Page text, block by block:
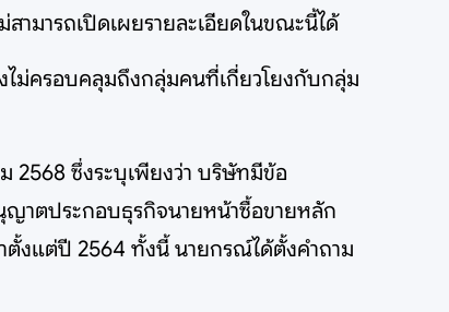
ามารถเปิดเผยรายละเอียดในขณะนี้ได้
ไม่ครอบคลุมถึงกลุ่มคนที่เกี่ยวโยงกับกลุ่ม
2568 ซึ่งระบุเพียงว่า บริษัทมีข้อ
ญาตประกอบธุรกิจนายหน้าซื้อขายหลัก
ตั้งแต่ปี 2564 ทั้งนี้ นายกรณ์ได้ตั้งคำถาม